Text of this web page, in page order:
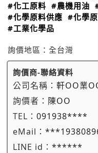
#化工原料 #農機用油
#化學原料供應 #化學
#工業化學品
詢價地區： 全台灣
詢價商-聯絡資料
公司名稱： 軒OO業
詢價者： 陳OO
TEL： 091938****
eMail：
LINE id： ******